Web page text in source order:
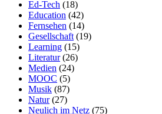
Ed-Tech (18)
Education (42)
Fernsehen (14)
Gesellschaft (19)
Learning (15)
Literatur(26)
Medien (24)
MOOC (5)
Musik (87)
Natur(27)
Neulich im Netz (75)